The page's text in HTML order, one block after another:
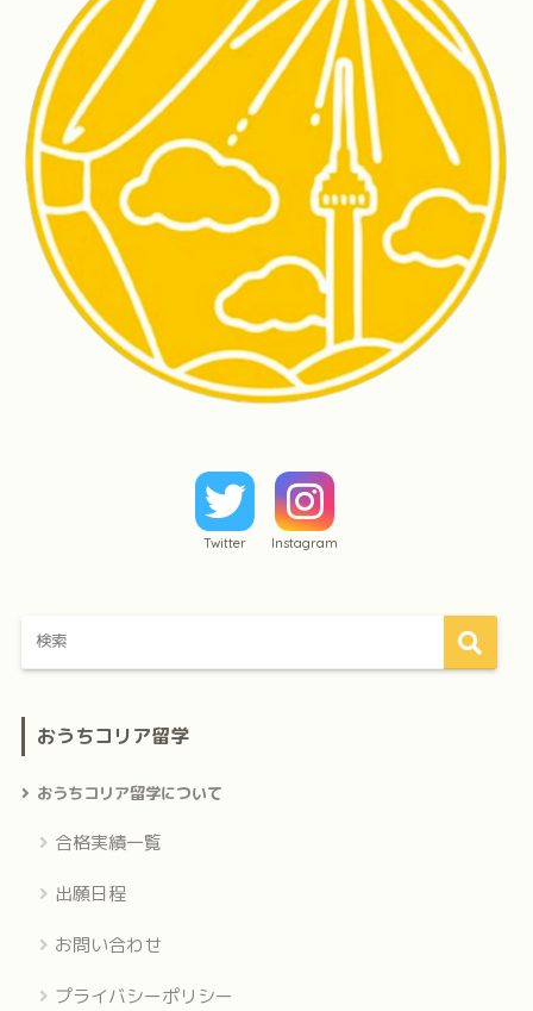
Twitter Instagram
おうちコリア留学
おうちコリア留学について
合格実績一覧
出願日程
お問い合わせ
プライバシーポリシー